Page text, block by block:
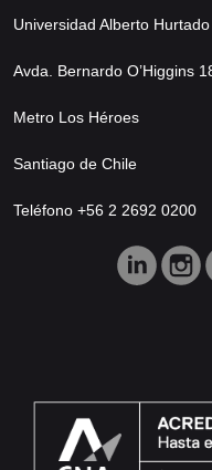
Universidad Alberto Hurtado
Avda. Bernardo O’Higgins
Metro Los Héroes
Santiago de Chile
Teléfono +56 2 2692 0200